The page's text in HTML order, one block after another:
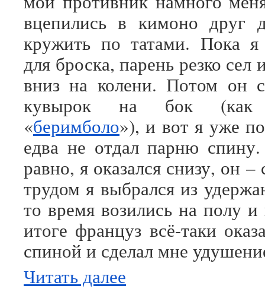
вцепились в кимоно друг
кружить по татами. Пока я
для броска, парень резко сел
вниз на колени. Потом он
кувырок на бок (как
«беримболо»), и вот я уже
едва не отдал парню
равно, я оказался снизу, он
трудом я выбрался из
то время возились на полу
итоге француз всё-таки
спиной и сделал мне
Читать далее